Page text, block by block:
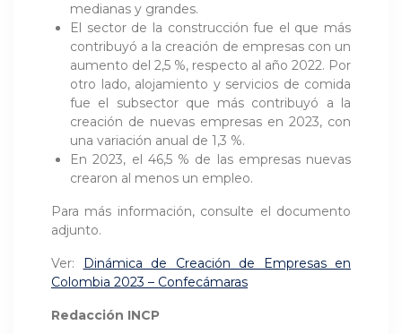
medianas y grandes.
El sector de la construcción fue el que más
contribuyó a la creación de empresas con un
aumento del 2,5 %, respecto al año 2022. Por
otro lado, alojamiento y servicios de comida
fue el subsector que más contribuyó a la
creación de nuevas empresas en 2023, con
una variación anual de 1,3 %.
En 2023, el 46,5 % de las empresas nuevas
crearon al menos un empleo.
Para más información, consulte el documento
adjunto.
Ver:
Dinámica de Creación de Empresas en
Colombia 2023 – Confecámaras
Redacción INCP